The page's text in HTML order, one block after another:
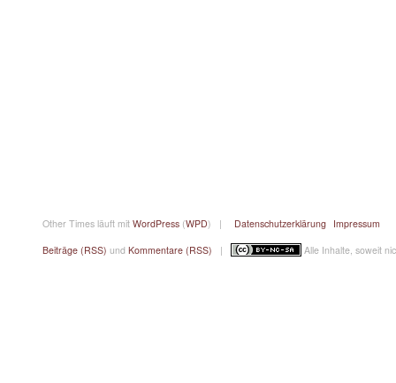
Other Times läuft mit WordPress (WPD) | Datenschutzerklärung Impressum
Beiträge (RSS) und Kommentare (RSS) | Alle Inhalte, soweit